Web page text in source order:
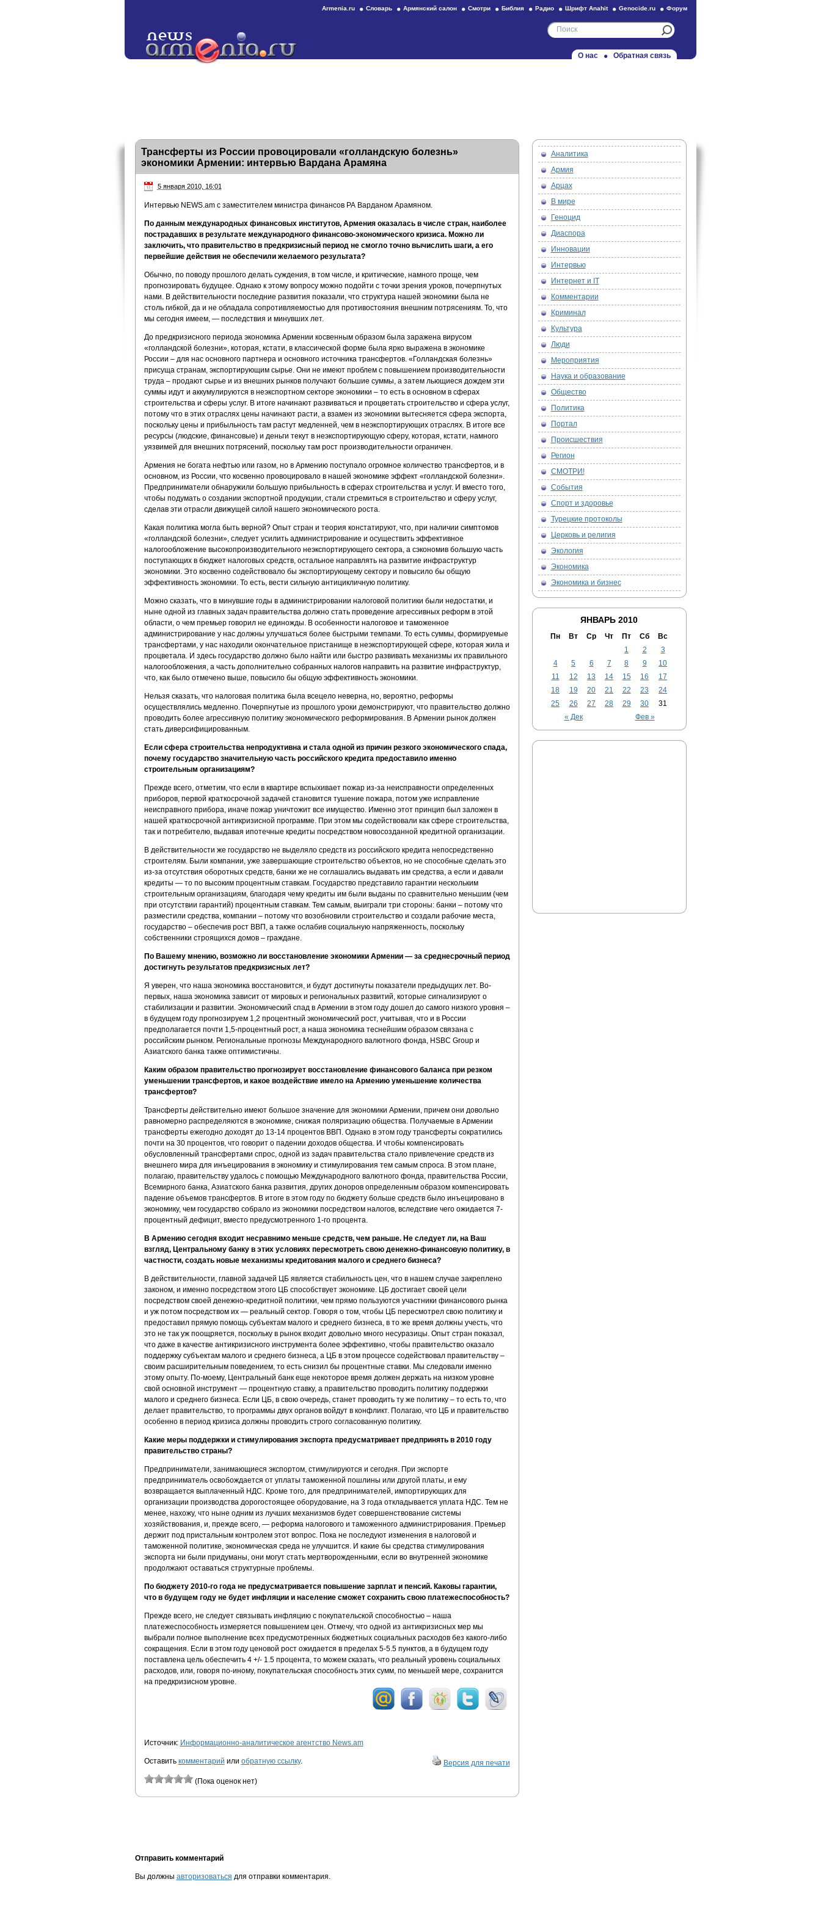
Armenia.ru Словарь Армянский салон Смотри Библия Радио Шрифт Anahit Genocide.ru Форум
О нас Обратная связь
Трансферты из России провоцировали «голландскую болезнь»
экономики Армении: интервью Вардана Арамяна
5 января 2010, 16:01
Интервью NEWS.am с заместителем министра финансов РА Варданом Арамяном.
По данным международных финансовых институтов, Армения оказалась в числе стран, наиболее
пострадавших в результате международного финансово-экономического кризиса. Можно ли
заключить, что правительство в предкризисный период не смогло точно вычислить шаги, а его
первейшие действия не обеспечили желаемого результата?
Обычно, по поводу прошлого делать суждения, в том числе, и критические, намного проще, чем
прогнозировать будущее. Однако к этому вопросу можно подойти с точки зрения уроков, почерпнутых
нами. В действительности последние развития показали, что структура нашей экономики была не
столь гибкой, да и не обладала сопротивляемостью для противостояния внешним потрясениям. То, что
мы сегодня имеем, — последствия и минувших лет.
До предкризисного периода экономика Армении косвенным образом была заражена вирусом
«голландской болезни», которая, кстати, в классической форме была ярко выражена в экономике
России – для нас основного партнера и основного источника трансфертов. «Голландская болезнь»
присуща странам, экспортирующим сырье. Они не имеют проблем с повышением производительности
труда – продают сырье и из внешних рынков получают большие суммы, а затем льющиеся дождем эти
суммы идут и аккумулируются в неэкспортном секторе экономики – то есть в основном в сферах
строительства и сферы услуг. В итоге начинают развиваться и процветать строительство и сфера услуг,
потому что в этих отраслях цены начинают расти, а взамен из экономики вытесняется сфера экспорта,
поскольку цены и прибыльность там растут медленней, чем в неэкспортирующих отраслях. В итоге все
ресурсы (людские, финансовые) и деньги текут в неэкспортирующую сферу, которая, кстати, намного
уязвимей для внешних потрясений, поскольку там рост производительности ограничен.
Армения не богата нефтью или газом, но в Армению поступало огромное количество трансфертов, и в
основном, из России, что косвенно провоцировало в нашей экономике эффект «голландской болезни».
Предприниматели обнаружили большую прибыльность в сферах строительства и услуг. И вместо того,
чтобы подумать о создании экспортной продукции, стали стремиться в строительство и сферу услуг,
сделав эти отрасли движущей силой нашего экономического роста.
Какая политика могла быть верной? Опыт стран и теория констатируют, что, при наличии симптомов
«голландской болезни», следует усилить администрирование и осуществить эффективное
налогообложение высокопроизводительного неэкспортирующего сектора, а сэкономив большую часть
поступающих в бюджет налоговых средств, остальное направлять на развитие инфраструктур
экономики. Это косвенно содействовало бы экспортирующему сектору и повысило бы общую
эффективность экономики. То есть, вести сильную антицикличную политику.
Можно сказать, что в минувшие годы в администрировании налоговой политики были недостатки, и
ныне одной из главных задач правительства должно стать проведение агрессивных реформ в этой
области, о чем премьер говорил не единожды. В особенности налоговое и таможенное
администрирование у нас должны улучшаться более быстрыми темпами. То есть суммы, формируемые
трансфертами, у нас находили окончательное пристанище в неэкспортирующей сфере, которая жила и
процветала. И здесь государство должно было найти или быстро развивать механизмы их правильного
налогообложения, а часть дополнительно собранных налогов направить на развитие инфраструктур,
что, как было отмечено выше, повысило бы общую эффективность экономики.
Нельзя сказать, что налоговая политика была всецело неверна, но, вероятно, реформы
осуществлялись медленно. Почерпнутые из прошлого уроки демонстрируют, что правительство должно
проводить более агрессивную политику экономического реформирования. В Армении рынок должен
стать диверсифицированным.
Если сфера строительства непродуктивна и стала одной из причин резкого экономического спада,
почему государство значительную часть российского кредита предоставило именно
строительным организациям?
Прежде всего, отметим, что если в квартире вспыхивает пожар из-за неисправности определенных
приборов, первой краткосрочной задачей становится тушение пожара, потом уже исправление
неисправного прибора, иначе пожар уничтожит все имущество. Именно этот принцип был заложен в
нашей краткосрочной антикризисной программе. При этом мы содействовали как сфере строительства,
так и потребителю, выдавая ипотечные кредиты посредством новосозданной кредитной организации.
В действительности же государство не выделяло средств из российского кредита непосредственно
строителям. Были компании, уже завершающие строительство объектов, но не способные сделать это
из-за отсутствия оборотных средств, банки же не соглашались выдавать им средства, а если и давали
кредиты — то по высоким процентным ставкам. Государство представило гарантии нескольким
строительным организациям, благодаря чему кредиты им были выданы по сравнительно меньшим (чем
при отсутствии гарантий) процентным ставкам. Тем самым, выиграли три стороны: банки – потому что
разместили средства, компании – потому что возобновили строительство и создали рабочие места,
государство – обеспечив рост ВВП, а также ослабив социальную напряженность, поскольку
собственники строящихся домов – граждане.
По Вашему мнению, возможно ли восстановление экономики Армении — за среднесрочный период
достигнуть результатов предкризисных лет?
Я уверен, что наша экономика восстановится, и будут достигнуты показатели предыдущих лет. Во-
первых, наша экономика зависит от мировых и региональных развитий, которые сигнализируют о
стабилизации и развитии. Экономический спад в Армении в этом году дошел до самого низкого уровня –
в будущем году прогнозируем 1,2 процентный экономический рост, учитывая, что и в России
предполагается почти 1,5-процентный рост, а наша экономика теснейшим образом связана с
российским рынком. Региональные прогнозы Международного валютного фонда, HSBC Group и
Азиатского банка также оптимистичны.
Каким образом правительство прогнозирует восстановление финансового баланса при резком
уменьшении трансфертов, и какое воздействие имело на Армению уменьшение количества
трансфертов?
Трансферты действительно имеют большое значение для экономики Армении, причем они довольно
равномерно распределяются в экономике, снижая поляризацию общества. Получаемые в Армении
трансферты ежегодно доходят до 13-14 процентов ВВП. Однако в этом году трансферты сократились
почти на 30 процентов, что говорит о падении доходов общества. И чтобы компенсировать
обусловленный трансфертами спрос, одной из задач правительства стало привлечение средств из
внешнего мира для инъецирования в экономику и стимулирования тем самым спроса. В этом плане,
полагаю, правительству удалось с помощью Международного валютного фонда, правительства России,
Всемирного банка, Азиатского банка развития, других доноров определенным образом компенсировать
падение объемов трансфертов. В итоге в этом году по бюджету больше средств было инъецировано в
экономику, чем государство собрало из экономики посредством налогов, вследствие чего ожидается 7-
процентный дефицит, вместо предусмотренного 1-го процента.
В Армению сегодня входит несравнимо меньше средств, чем раньше. Не следует ли, на Ваш
взгляд, Центральному банку в этих условиях пересмотреть свою денежно-финансовую политику, в
частности, создать новые механизмы кредитования малого и среднего бизнеса?
В действительности, главной задачей ЦБ является стабильность цен, что в нашем случае закреплено
законом, и именно посредством этого ЦБ способствует экономике. ЦБ достигает своей цели
посредством своей денежно-кредитной политики, чем прямо пользуются участники финансового рынка
и уж потом посредством их — реальный сектор. Говоря о том, чтобы ЦБ пересмотрел свою политику и
предоставил прямую помощь субъектам малого и среднего бизнеса, в то же время должны учесть, что
это не так уж поощряется, поскольку в рынок входит довольно много несуразицы. Опыт стран показал,
что даже в качестве антикризисного инструмента более эффективно, чтобы правительство оказало
поддержку субъектам малого и среднего бизнеса, а ЦБ в этом процессе содействовал правительству –
своим расширительным поведением, то есть снизил бы процентные ставки. Мы следовали именно
этому опыту. По-моему, Центральный банк еще некоторое время должен держать на низком уровне
свой основной инструмент — процентную ставку, а правительство проводить политику поддержки
малого и среднего бизнеса. Если ЦБ, в свою очередь, станет проводить ту же политику – то есть то, что
делает правительство, то программы двух органов войдут в конфликт. Полагаю, что ЦБ и правительство
особенно в период кризиса должны проводить строго согласованную политику.
Какие меры поддержки и стимулирования экспорта предусматривает предпринять в 2010 году
правительство страны?
Предприниматели, занимающиеся экспортом, стимулируются и сегодня. При экспорте
предприниматель освобождается от уплаты таможенной пошлины или другой платы, и ему
возвращается выплаченный НДС. Кроме того, для предпринимателей, импортирующих для
организации производства дорогостоящее оборудование, на 3 года откладывается уплата НДС. Тем не
менее, нахожу, что ныне одним из лучших механизмов будет совершенствование системы
хозяйствования, и, прежде всего, — реформа налогового и таможенного администрирования. Премьер
держит под пристальным контролем этот вопрос. Пока не последуют изменения в налоговой и
таможенной политике, экономическая среда не улучшится. И какие бы средства стимулирования
экспорта ни были придуманы, они могут стать мертворожденными, если во внутренней экономике
продолжают оставаться структурные проблемы.
По бюджету 2010-го года не предусматривается повышение зарплат и пенсий. Каковы гарантии,
что в будущем году не будет инфляции и население сможет сохранить свою платежеспособность?
Прежде всего, не следует связывать инфляцию с покупательской способностью – наша
платежеспособность измеряется повышением цен. Отмечу, что одной из антикризисных мер мы
выбрали полное выполнение всех предусмотренных бюджетных социальных расходов без какого-либо
сокращения. Если в этом году ценовой рост ожидается в пределах 5-5.5 пунктов, а в будущем году
поставлена цель обеспечить 4 +/- 1.5 процента, то можем сказать, что реальный уровень социальных
расходов, или, говоря по-иному, покупательская способность этих сумм, по меньшей мере, сохранится
на предкризисном уровне.
Источник: Информационно-аналитическое агентство News.am
Оставить комментарий или обратную ссылку. Версия для печати
(Пока оценок нет)
Отправить комментарий
Вы должны авторизоваться для отправки комментария.
Аналитика
Армия
Арцах
В мире
Геноцид
Диаспора
Инновации
Интервью
Интернет и IT
Комментарии
Криминал
Культура
Люди
Мероприятия
Наука и образование
Общество
Политика
Портал
Происшествия
Регион
СМОТРИ!
События
Спорт и здоровье
Турецкие протоколы
Церковь и религия
Экология
Экономика
Экономика и бизнес
ЯНВАРЬ 2010
Пн Вт Ср Чт Пт Сб Вс
« Дек Фев »
1 2
3
4
5 6 7 8 9
10
11
12 13 14 15 16
17
18
19 20 21 22 23
24
25
26 27 28 29 30 31